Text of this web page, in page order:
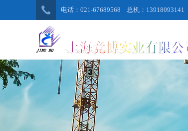
电话：021-67689568 总机：13918093141